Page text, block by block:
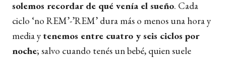
solemos recordar de qué venía el sueño. Cada
ciclo ‘no REM’-’REM’ dura más o menos una hora y
media y tenemos entre cuatro y seis ciclos por
noche; salvo cuando tenés un bebé, quien suele